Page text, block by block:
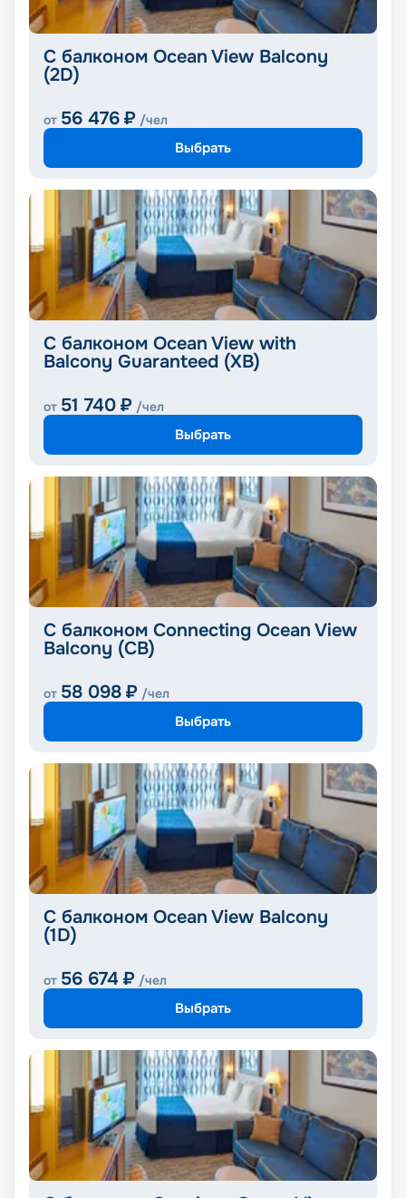
С балконом Ocean View Balcony
(2D)
от 56 476 ₽ /чел
Выбрать
С балконом Ocean View with
Balcony Guaranteed (XB)
от 51 740 ₽ /чел
Выбрать
С балконом Connecting Ocean View
Balcony (CB)
от 58 098 ₽ /чел
Выбрать
С балконом Ocean View Balcony
(1D)
от 56 674 ₽ /чел
Выбрать